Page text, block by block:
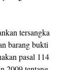
tersangka
barang bukti
pasal 114